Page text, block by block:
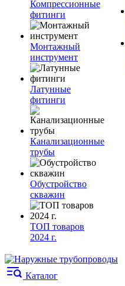
Компрессионные
фитинги
Монтажный
инструмент
Латунные
фитинги
Канализационные
трубы
Обустройство
скважин
ТОП товаров
2024 г.
Каталог